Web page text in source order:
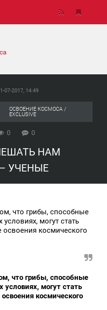
07-2017, 14:49
ОСВОЕНИЕ КОСМОСА /
EXCLUSIVE
0 0
НАМ
УЧЕНЫЕ
что грибы, способные
могут стать
космического
что грибы, способные
могут стать
космического